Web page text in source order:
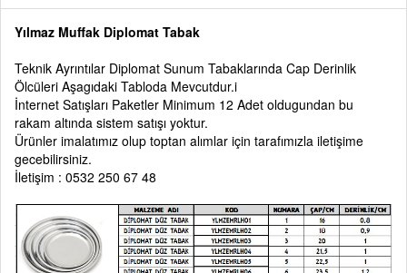
Yılmaz Muffak Diplomat Tabak
Teknik Ayrıntılar Diplomat Sunum Tabaklarında Cap Derinlik
Ölcüleri Aşagıdaki Tabloda Mevcutdur.i
İnternet Satışları Paketler Minimum 12 Adet oldugundan bu
rakam altında sistem satışı yoktur.
Ürünler imalatımız olup toptan alımlar için tarafımızla iletişime
gecebilirsiniz.
İletişim : 0532 250 67 48